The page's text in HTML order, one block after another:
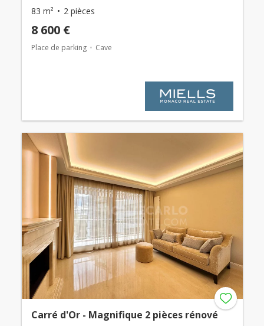
83 m² 2 pièces
8 600 €
Place de parking Cave
Carré d'Or - Magnifique 2 pièces rénové